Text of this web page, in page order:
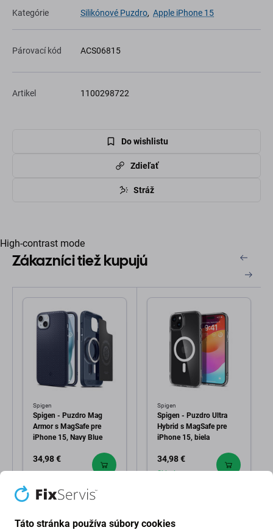
Kategórie Silikónové Puzdro, Apple iPhone 15
Párovací kód ACS06815
Artikel 1100298722
Do wishlistu
Zdieľať
Stráž
High-contrast mode
Zákazníci tiež kupujú
Spigen
Spigen - Puzdro Mag
Armor s MagSafe pre
iPhone 15, Navy Blue
34,98 €
Spigen
Spigen - Puzdro Ultra
Hybrid s MagSafe pre
iPhone 15, biela
34,98 €
Skladom
Táto stránka používa súbory cookies